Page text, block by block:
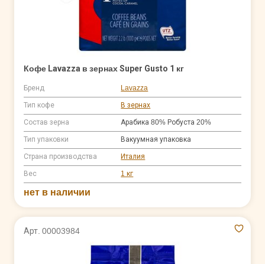
Кофе Lavazza в зернах Super Gusto 1 кг
Бренд Lavazza
Тип кофе В зернах
Состав зерна Арабика 80% Робуста 20%
Тип упаковки Вакуумная упаковка
Страна производства Италия
Вес 1 кг
нет в наличии
Арт. 00003984